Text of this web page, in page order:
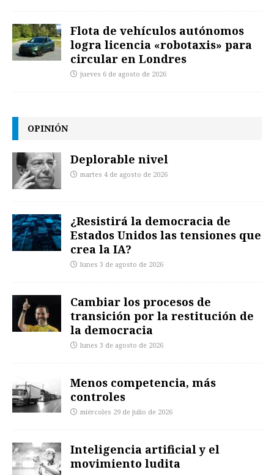
Flota de vehículos autónomos
logra licencia «robotaxis» para
circular en Londres
jueves 6 de agosto de 2026
OPINIÓN
Deplorable nivel
martes 4 de agosto de 2026
¿Resistirá la democracia de
Estados Unidos las tensiones que
crea la IA?
lunes 3 de agosto de 2026
Cambiar los procesos de
transición por la restitución de
la democracia
lunes 3 de agosto de 2026
Menos competencia, más
controles
miércoles 29 de julio de 2026
Inteligencia artificial y el
movimiento ludita